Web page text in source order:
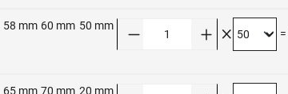
58 mm 60 mm 50 mm
=
65 mm 70 mm 20 mm